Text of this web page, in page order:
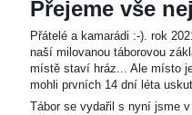
Přejeme vše
Přátelé a kamarádi :-). rok
naší milovanou táborovou
místě staví hráz... Ale místo
mohli prvních 14 dní léta
Tábor se vydařil s nyní jsme